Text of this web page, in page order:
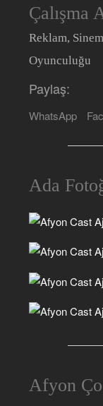
Çalışma
Reklam,
Oyunculuğu
Paylaş:
WhatsApp
Ada
Afyon